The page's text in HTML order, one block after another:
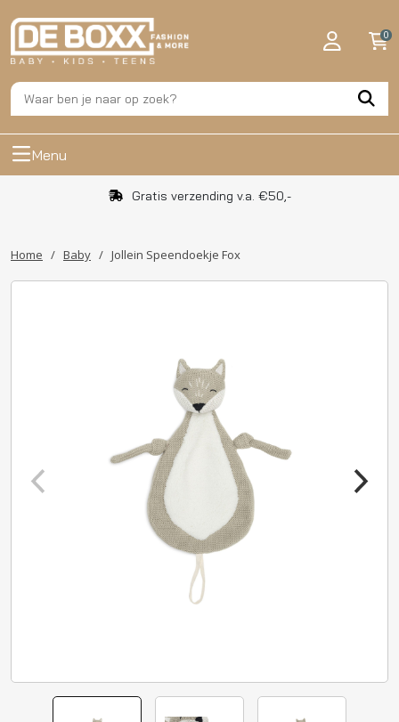
0
Menu
Gratis verzending v.a. €50,-
Home / Baby / Jollein Speendoekje Fox